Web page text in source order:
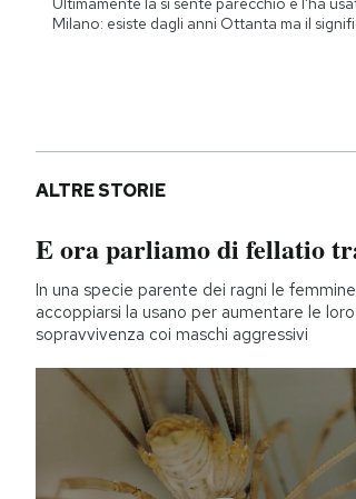
Milano: esiste dagli anni Ottanta ma il
ALTRE STORIE
E ora parliamo di fellatio
In una specie parente dei ragni le
accoppiarsi la usano per aumentare le
sopravvivenza coi maschi aggressivi